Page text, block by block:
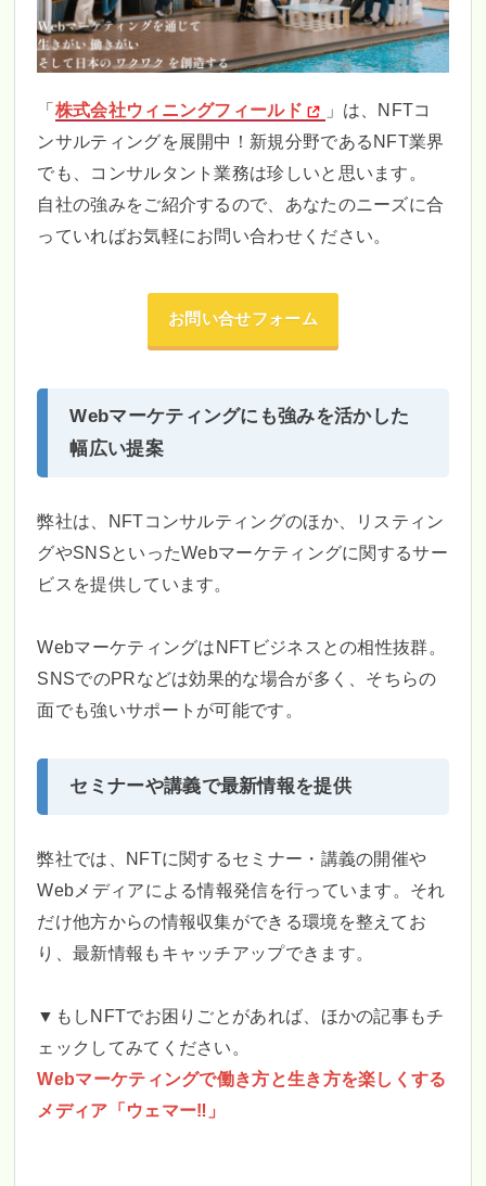
「 株式会社ウィニングフィールド
」は、NFTコ
ンサルティングを展開中！新規分野であるNFT業界
でも、コンサルタント業務は珍しいと思います。
自社の強みをご紹介するので、あなたのニーズに合
っていればお気軽にお問い合わせください。
お問い合せフォーム
Webマーケティングにも強みを活かした
幅広い提案
弊社は、NFTコンサルティングのほか、リスティン
グやSNSといったWebマーケティングに関するサー
ビスを提供しています。
WebマーケティングはNFTビジネスとの相性抜群。
SNSでのPRなどは効果的な場合が多く、そちらの
面でも強いサポートが可能です。
セミナーや講義で最新情報を提供
弊社では、NFTに関するセミナー・講義の開催や
Webメディアによる情報発信を行っています。それ
だけ他方からの情報収集ができる環境を整えてお
り、最新情報もキャッチアップできます。
▼もしNFTでお困りごとがあれば、ほかの記事もチ
ェックしてみてください。
Webマーケティングで働き方と生き方を楽しくする
メディア「ウェマー‼」